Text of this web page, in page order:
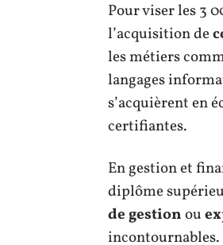
Pour viser les 3
l’acquisition de
les métiers
langages
s’acquièrent en
certifiantes.
En gestion et
diplôme
de gestionou
incontournables.